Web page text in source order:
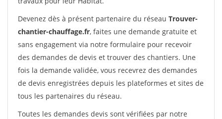
Devenez dès à présent partenaire du réseau Trouver-
chantier-chauffage.fr, faites une demande gratuite et
sans engagement via notre formulaire pour recevoir
des demandes de devis et trouver des chantiers. Une
fois la demande validée, vous recevrez des demandes
de devis enregistrées depuis les plateformes et sites de
tous les partenaires du réseau.
Toutes les demandes devis sont vérifiées par notre